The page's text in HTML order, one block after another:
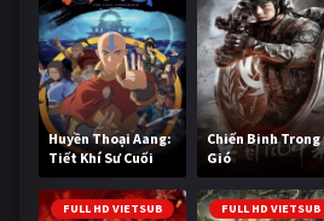
Huyền Thoại Aang:
Tiết Khí Sư Cuối
Cùng
Chiến Binh Trong
Gió
FULL HD VIETSUB FULL HD VIETSUB